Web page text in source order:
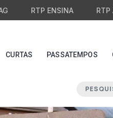
RTP ENSINA RTP
CURTAS PASSATEMPOS